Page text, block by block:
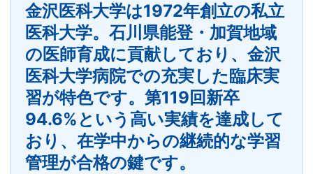
金沢医科大学は1972年創立の私立
医科大学。石川県能登・加賀地域
の医師育成に貢献しており、金沢
医科大学病院での充実した臨床実
習が特色です。第119回新卒
94.6%という高い実績を達成して
おり、在学中からの継続的な学習
管理が合格の鍵です。